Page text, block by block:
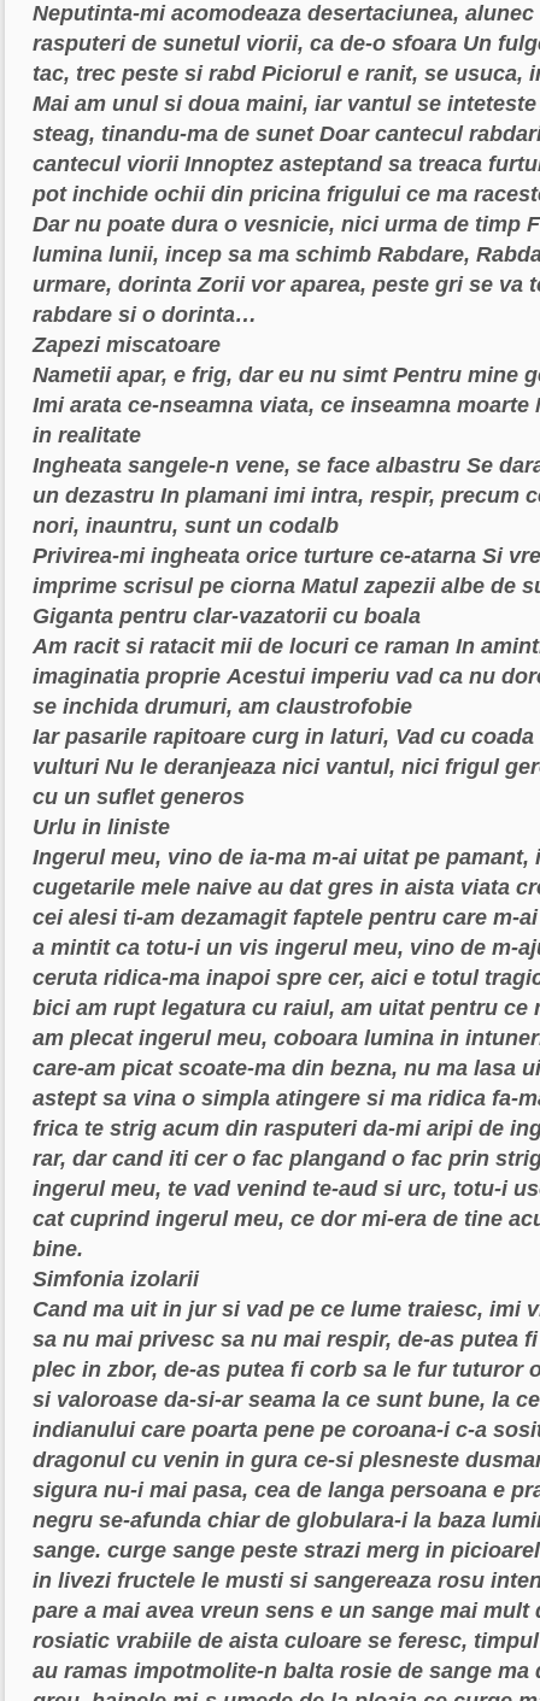
Neputinta-mi acomodeaza desertaciunea, alunec
rasputeri de sunetul viorii, ca de-o sfoara Un
tac, trec peste si rabd Piciorul e ranit, se usuca,
Mai am unul si doua maini, iar vantul se inteteste
steag, tinandu-ma de sunet Doar cantecul
cantecul viorii Innoptez asteptand sa treaca
pot inchide ochii din pricina frigului ce ma
Dar nu poate dura o vesnicie, nici urma de timp
lumina lunii, incep sa ma schimb Rabdare,
urmare, dorinta Zorii vor aparea, peste gri se va
rabdare si o dorinta…
Zapezi miscatoare
Nametii apar, e frig, dar eu nu simt Pentru mine
Imi arata ce-nseamna viata, ce inseamna moarte
in realitate
Ingheata sangele-n vene, se face albastru Se
un dezastru In plamani imi intra, respir, precum
nori, inauntru, sunt un codalb
Privirea-mi ingheata orice turture ce-atarna Si
imprime scrisul pe ciorna Matul zapezii albe de
Giganta pentru clar-vazatorii cu boala
Am racit si ratacit mii de locuri ce raman In
imaginatia proprie Acestui imperiu vad ca nu
se inchida drumuri, am claustrofobie
Iar pasarile rapitoare curg in laturi, Vad cu
vulturi Nu le deranjeaza nici vantul, nici frigul
cu un suflet generos
Urlu in liniste
Ingerul meu, vino de ia-ma m-ai uitat pe pamant,
cugetarile mele naive au dat gres in aista viata
cei alesi ti-am dezamagit faptele pentru care m-
a mintit ca totu-i un vis ingerul meu, vino de m-
ceruta ridica-ma inapoi spre cer, aici e totul
bici am rupt legatura cu raiul, am uitat pentru ce
am plecat ingerul meu, coboara lumina in
care-am picat scoate-ma din bezna, nu ma lasa
astept sa vina o simpla atingere si ma ridica fa-
frica te strig acum din rasputeri da-mi aripi de
rar, dar cand iti cer o fac plangand o fac prin
ingerul meu, te vad venind te-aud si urc, totu-i
cat cuprind ingerul meu, ce dor mi-era de tine
bine.
Simfonia izolarii
Cand ma uit in jur si vad pe ce lume traiesc, imi
sa nu mai privesc sa nu mai respir, de-as putea
plec in zbor, de-as putea fi corb sa le fur tuturor
si valoroase da-si-ar seama la ce sunt bune, la
indianului care poarta pene pe coroana-i c-a
dragonul cu venin in gura ce-si plesneste
sigura nu-i mai pasa, cea de langa persoana e
negru se-afunda chiar de globulara-i la baza
sange. curge sange peste strazi merg in
in livezi fructele le musti si sangereaza rosu
pare a mai avea vreun sens e un sange mai mult
rosiatic vrabiile de aista culoare se feresc,
au ramas impotmolite-n balta rosie de sange ma